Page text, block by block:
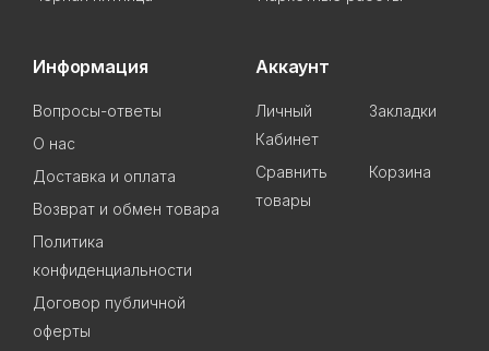
Информация
Вопросы-ответы
О нас
Доставка и оплата
Возврат и обмен товара
Политика
конфиденциальности
Договор публичной
оферты
Аккаунт
Личный
Кабинет
Закладки
Сравнить
товары
Корзина